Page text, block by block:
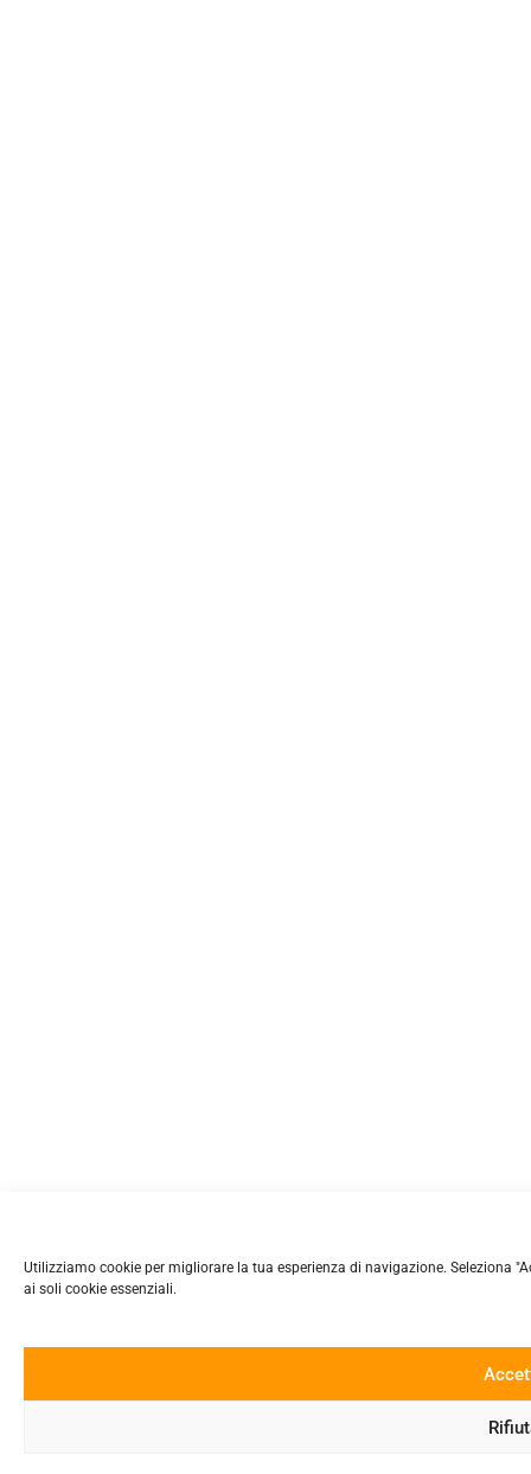
Utilizziamo cookie per migliorare la tua esperienza di navigazione. Seleziona
ai soli cookie essenziali.